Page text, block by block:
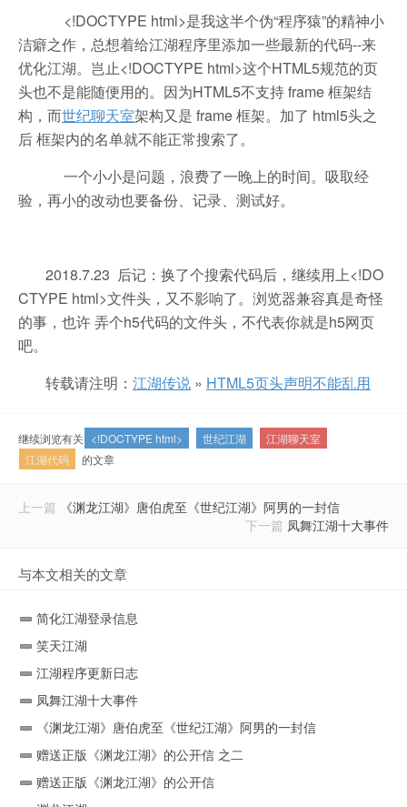
<!DOCTYPE html>是我这半个伪“程序猿”的精神小
洁癖之作，总想着给江湖程序里添加一些最新的代码--来
优化江湖。岂止<!DOCTYPE html>这个HTML5规范的页
头也不是能随便用的。因为HTML5不支持 frame 框架结
构，而世纪聊天室架构又是 frame 框架。加了 html5头之
后 框架内的名单就不能正常搜索了。
一个小小是问题，浪费了一晚上的时间。吸取经
验，再小的改动也要备份、记录、测试好。
2018.7.23 后记：换了个搜索代码后，继续用上<!DO
CTYPE html>文件头，又不影响了。浏览器兼容真是奇怪
的事，也许 弄个h5代码的文件头，不代表你就是h5网页
吧。
转载请注明： 江湖传说 » HTML5页头声明不能乱用
继续浏览有关 <!DOCTYPE html> 世纪江湖
江湖聊天室
江湖代码
的文章
上一篇
《渊龙江湖》唐伯虎至《世纪江湖》阿男的一封信
下一篇 凤舞江湖十大事件
与本文相关的文章
简化江湖登录信息
笑天江湖
江湖程序更新日志
凤舞江湖十大事件
《渊龙江湖》唐伯虎至《世纪江湖》阿男的一封信
赠送正版《渊龙江湖》的公开信 之二
赠送正版《渊龙江湖》的公开信